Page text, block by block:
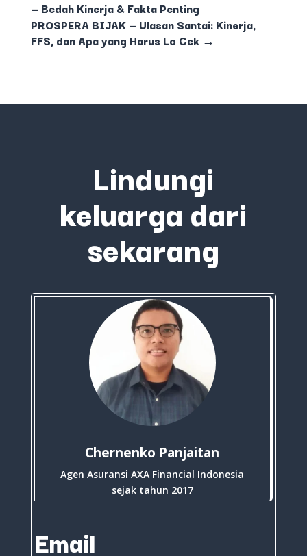
— Bedah Kinerja & Fakta Penting
PROSPERA BIJAK — Ulasan Santai: Kinerja,
FFS, dan Apa yang Harus Lo Cek→
Lindungi
keluarga dari
sekarang
Chernenko Panjaitan
Agen Asuransi AXA Financial Indonesia
sejak tahun 2017
Email